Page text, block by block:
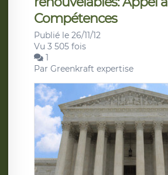
Compétences
Publié le 26/11/12
Vu 3 505 fois
1
Par Greenkraft expertise